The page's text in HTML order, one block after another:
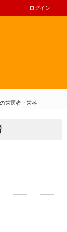
ログイン
動
の歯医者・歯科